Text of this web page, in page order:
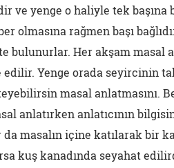
ve yenge o haliyle tek başına
olmasına rağmen başı
bulunurlar. Her akşam masal
edilir. Yenge orada seyircinin
masal anlatmasını.
anlatırken anlatıcının
masalın içine katılarak bir
kuş kanadında seyahat